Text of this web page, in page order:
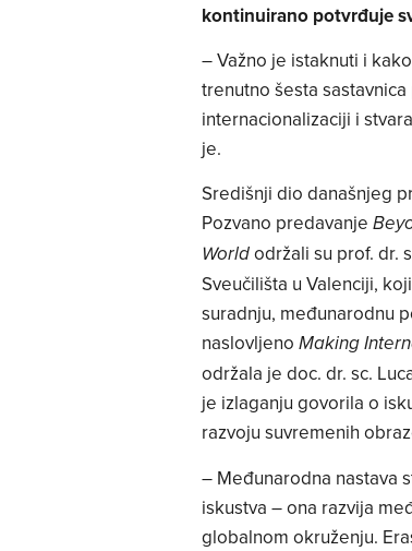
kontinuirano potvrđuje
– Važno je istaknuti i
trenutno šesta
internacionalizaciji i
je.
Središnji dio današnjeg
Pozvano predavanje
Worldodržali su prof. dr.
Sveučilišta u Valenciji,
suradnju, međunarodnu
naslovljeno Making
održala je doc. dr. sc.
je izlaganju govorila o
razvoju suvremenih
– Međunarodna nastava
iskustva – ona razvija
globalnom okruženju.